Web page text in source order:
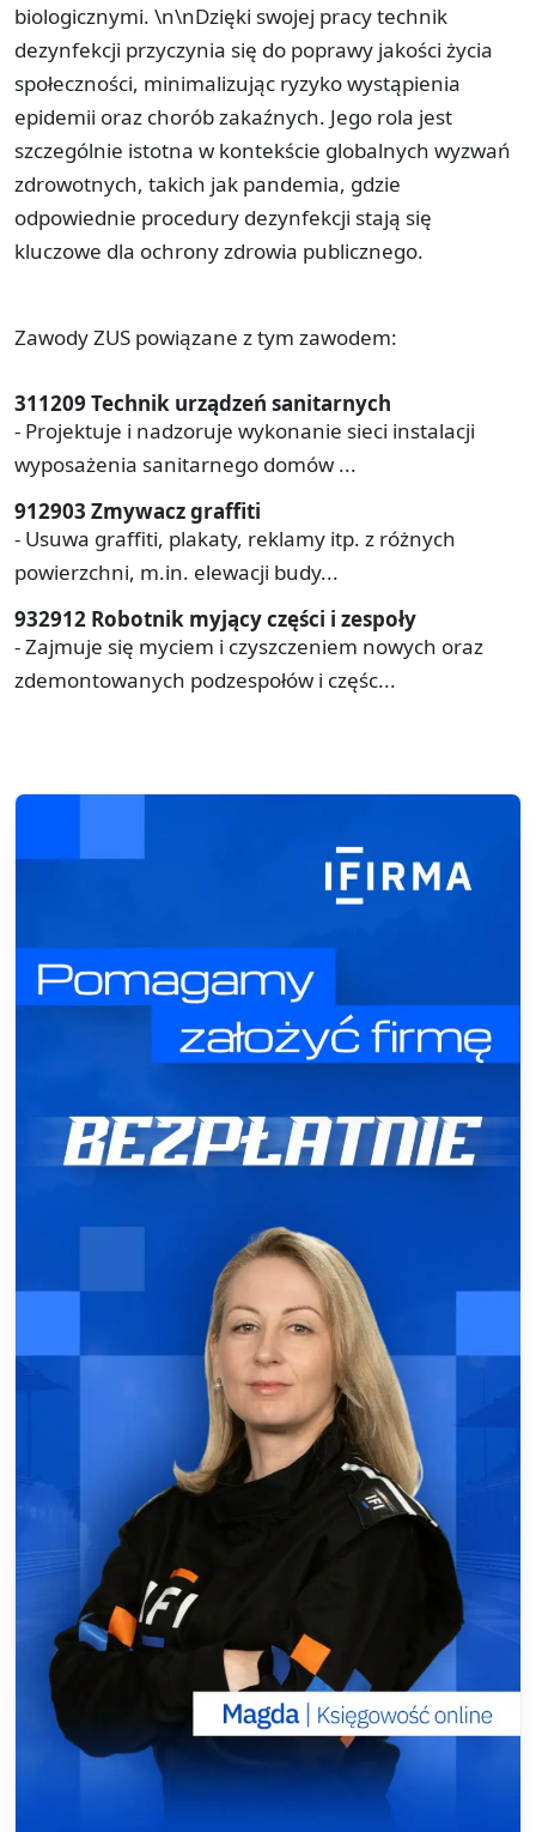
biologicznymi. \n\nDzięki swojej pracy technik
dezynfekcji przyczynia się do poprawy jakości życia
społeczności, minimalizując ryzyko wystąpienia
epidemii oraz chorób zakaźnych. Jego rola jest
szczególnie istotna w kontekście globalnych wyzwań
zdrowotnych, takich jak pandemia, gdzie
odpowiednie procedury dezynfekcji stają się
kluczowe dla ochrony zdrowia publicznego.
Zawody ZUS powiązane z tym zawodem:
311209 Technik urządzeń sanitarnych
- Projektuje i nadzoruje wykonanie sieci instalacji
wyposażenia sanitarnego domów ...
912903 Zmywacz graffiti
- Usuwa graffiti, plakaty, reklamy itp. z różnych
powierzchni, m.in. elewacji budy...
932912 Robotnik myjący części i zespoły
- Zajmuje się myciem i czyszczeniem nowych oraz
zdemontowanych podzespołów i częśc...